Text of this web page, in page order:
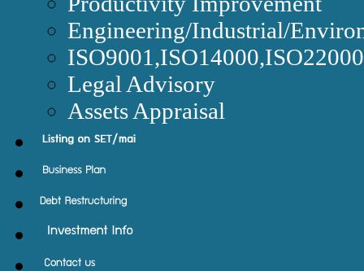
Engineering/Industrial/
Legal Advisory
Assets Appraisal